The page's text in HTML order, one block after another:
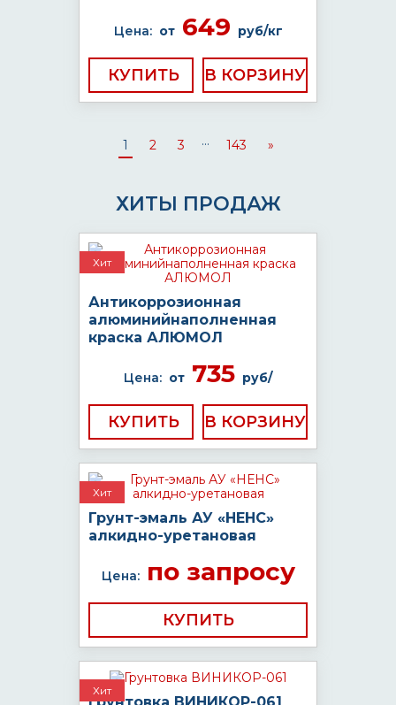
Цена: от649 руб/кг
КУПИТЬ
1 2 3 ... 143 »
ХИТЫ ПРОДАЖ
Хит
Антикоррозионная
алюминийнаполненная
краска АЛЮМОЛ
Цена: от 735 руб/
КУПИТЬ
Хит
Грунт-эмаль АУ «НЕНС»
алкидно-уретановая
Цена:по запросу
КУПИТЬ
Хит